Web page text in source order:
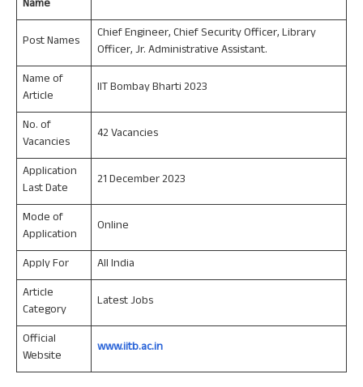
Name
Post Names
Chief Engineer, Chief Security Officer, Library
Officer, Jr. Administrative Assistant.
Name of
Article
IIT Bombay Bharti 2023
No. of
Vacancies
42 Vacancies
Application
Last Date
21 December 2023
Mode of
Application
Online
Apply For
All India
Article
Category
Latest Jobs
Official
Website
www.iitb.ac.in